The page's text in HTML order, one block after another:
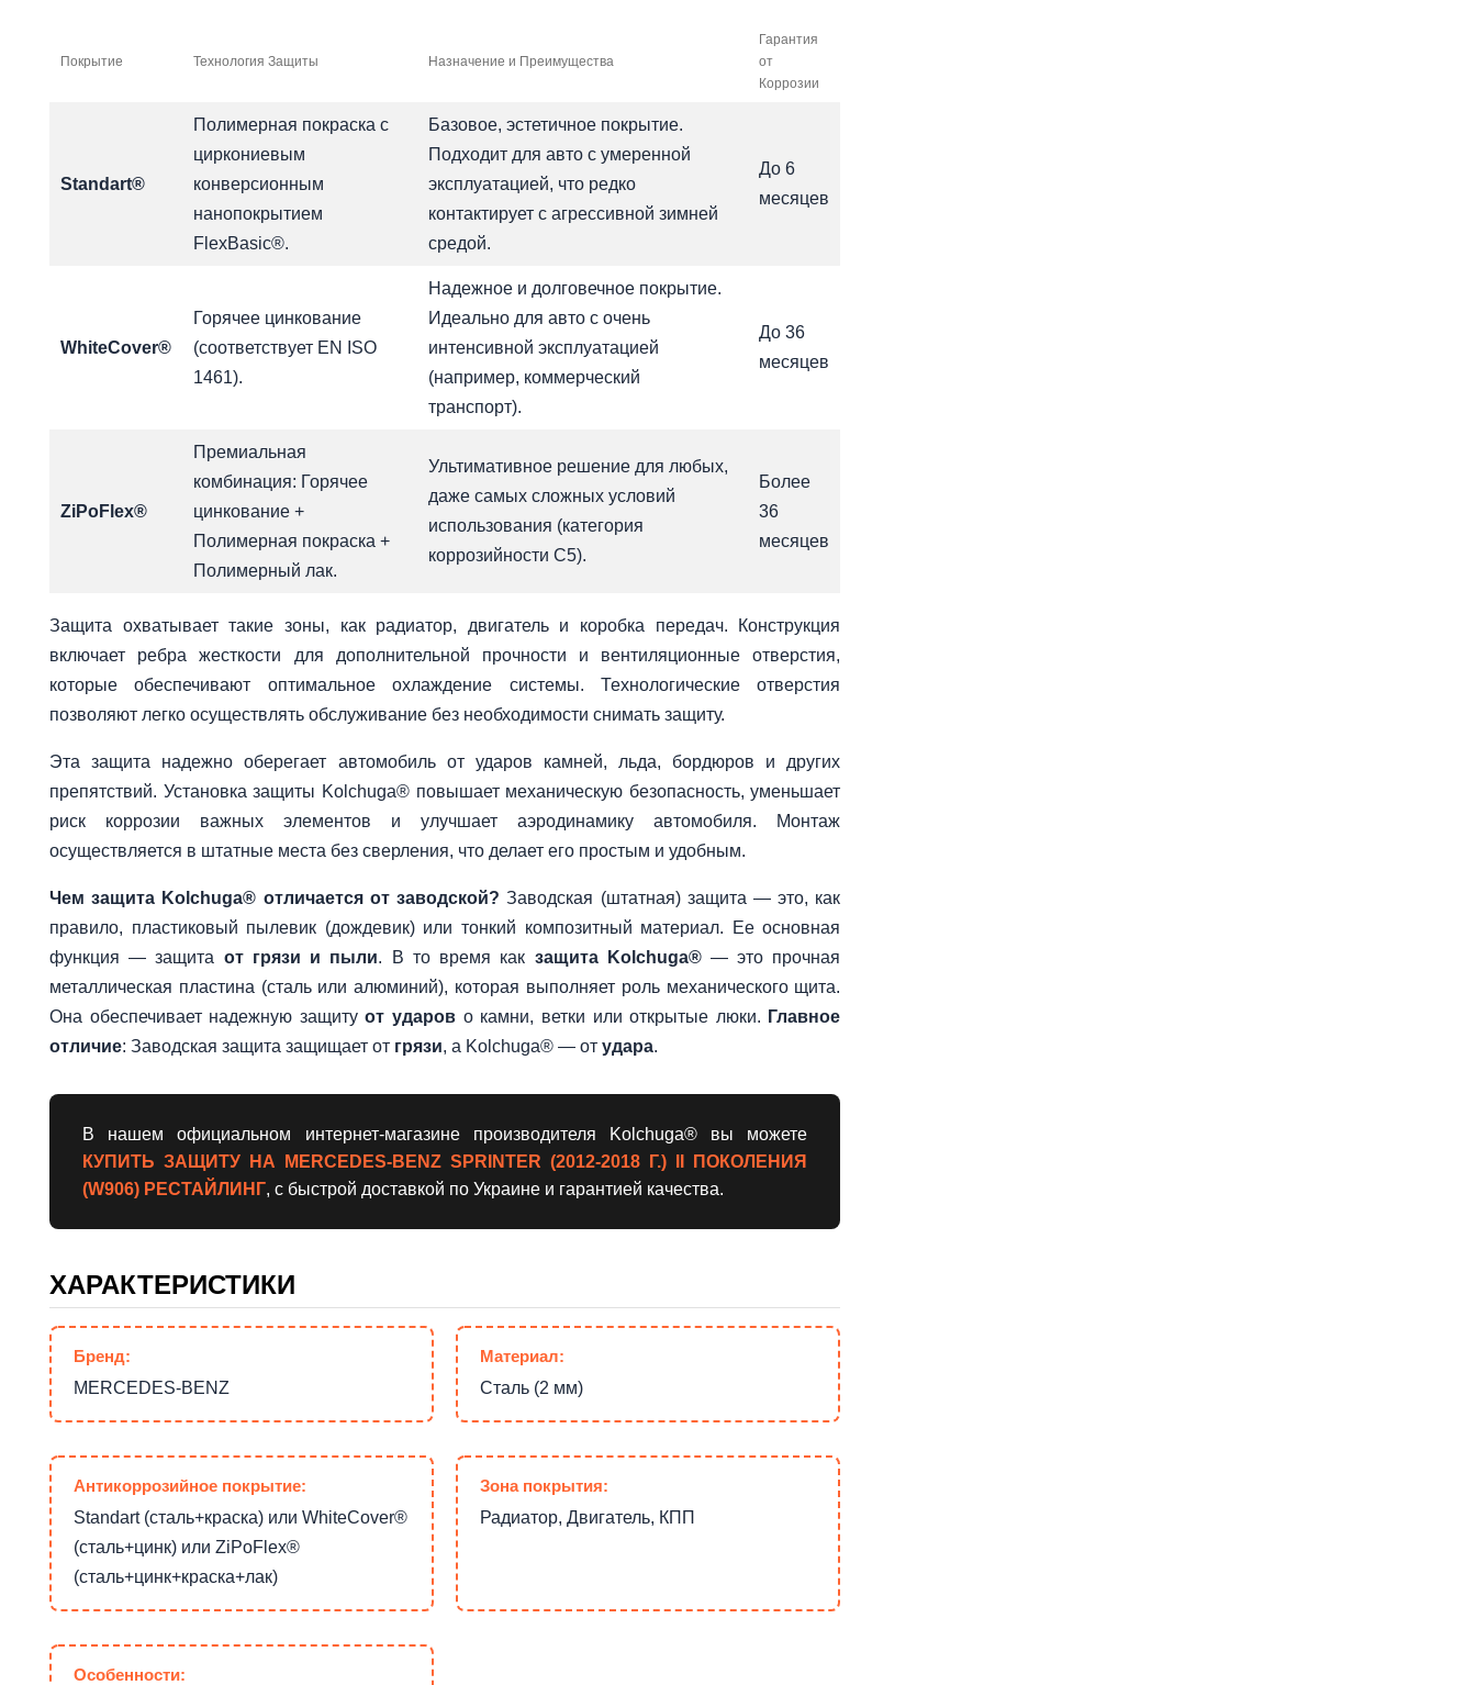
Покрытие Технология Защиты Назначение и Преимущества
Гарантия
от
Коррозии
Standart®
Полимерная покраска с
циркониевым
конверсионным
нанопокрытием
FlexBasic®.
Базовое, эстетичное покрытие.
Подходит для авто с умеренной
эксплуатацией, что редко
контактирует с агрессивной зимней
средой.
До 6
месяцев
WhiteCover®
Горячее цинкование
(соответствует EN ISO
1461).
Надежное и долговечное покрытие.
Идеально для авто с очень
интенсивной эксплуатацией
(например, коммерческий
транспорт).
До 36
месяцев
ZiPoFlex®
Премиальная
комбинация: Горячее
цинкование +
Полимерная покраска +
Полимерный лак.
Ультимативное решение для любых,
даже самых сложных условий
использования (категория
коррозийности C5).
Более
36
месяцев
Защита охватывает такие зоны, как радиатор, двигатель и коробка передач. Конструкция
включает ребра жесткости для дополнительной прочности и вентиляционные отверстия,
которые обеспечивают оптимальное охлаждение системы. Технологические отверстия
позволяют легко осуществлять обслуживание без необходимости снимать защиту.
Эта защита надежно оберегает автомобиль от ударов камней, льда, бордюров и других
препятствий. Установка защиты Kolchuga® повышает механическую безопасность, уменьшает
риск коррозии важных элементов и улучшает аэродинамику автомобиля. Монтаж
осуществляется в штатные места без сверления, что делает его простым и удобным.
Чем защита Kolchuga® отличается от заводской? Заводская (штатная) защита — это, как
правило, пластиковый пылевик (дождевик) или тонкий композитный материал. Ее основная
функция — защита от грязи и пыли. В то время как защита Kolchuga®— это прочная
металлическая пластина (сталь или алюминий), которая выполняет роль механического щита.
Она обеспечивает надежную защитуот ударов о камни, ветки или открытые люки. Главное
отличие: Заводская защита защищает от грязи, а Kolchuga® — от удара.
В нашем официальном интернет-магазине производителя Kolchuga® вы можете
КУПИТЬ ЗАЩИТУ НА MERCEDES-BENZ SPRINTER (2012-2018 Г.) II ПОКОЛЕНИЯ
(W906) РЕСТАЙЛИНГ, с быстрой доставкой по Украине и гарантией качества.
ХАРАКТЕРИСТИКИ
Бренд:
MERCEDES-BENZ
Материал:
Сталь (2 мм)
Антикоррозийное покрытие:
Standart (сталь+краска) или WhiteCover®
(сталь+цинк) или ZiPoFlex®
(сталь+цинк+краска+лак)
Зона покрытия:
Радиатор, Двигатель, КПП
Особенности: